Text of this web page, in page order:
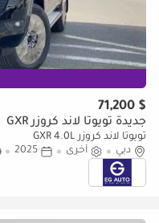
$ 71,200
جديدة تويوتا لاند كروزر GXR
تويوتا لاند كروزر GXR 4.0L
دبي
أخرى 2025